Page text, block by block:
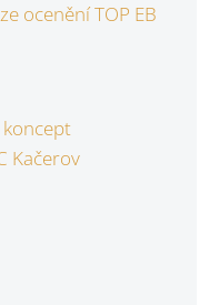
ocenění TOP EB
Kačerov